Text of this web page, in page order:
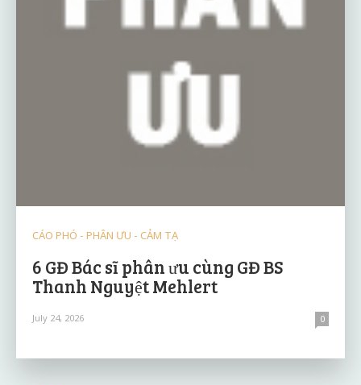
CÁO PHÓ - PHÂN ƯU - CẢM TẠ
6 GĐ Bác sĩ phân ưu cùng GĐ BS
Thanh Nguyệt Mehlert
July 24, 2026 0